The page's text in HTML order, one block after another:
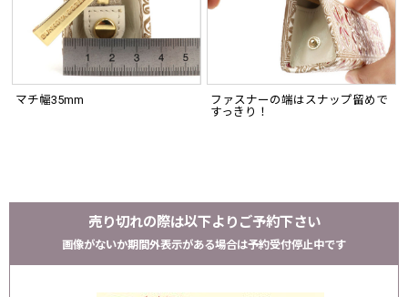
マチ幅35mm
ファスナーの端はスナップ留めで
すっきり！
売り切れの際は以下よりご予約下さい
画像がないか期間外表示がある場合は予約受付停止中です